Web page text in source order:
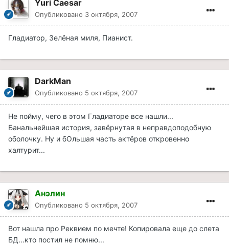
Yuri Caesar
Опубликовано 3 октября, 2007
Гладиатор, Зелёная миля, Пианист.
DarkMan
Опубликовано 5 октября, 2007
Не пойму, чего в этом Гладиаторе все нашли...
Банальнейшая история, завёрнутая в неправдоподобную
оболочку. Ну и бОльшая часть актёров откровенно
халтурит...
Анэлин
Опубликовано 5 октября, 2007
Вот нашла про Реквием по мечте! Копировала еще до слета
БД...кто постил не помню...